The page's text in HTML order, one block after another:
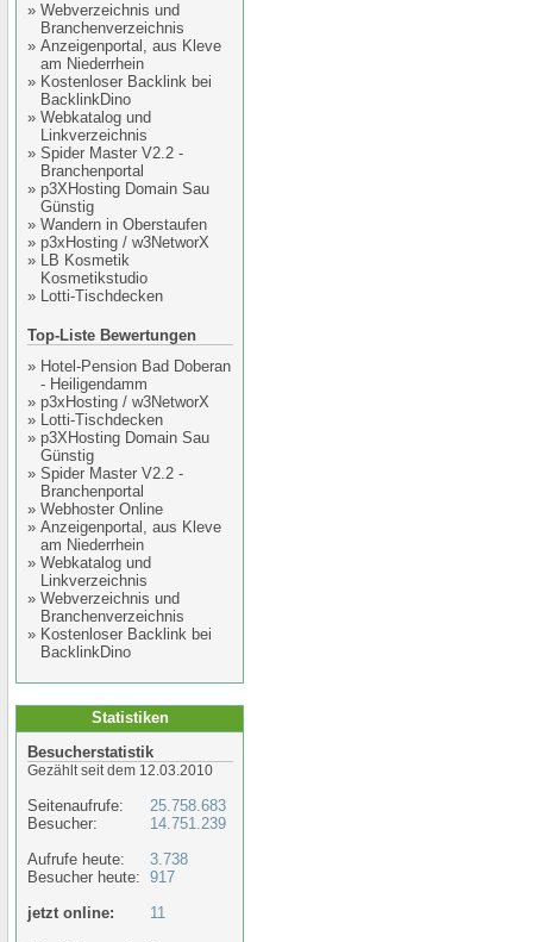
» Webverzeichnis und
Branchenverzeichnis
» Anzeigenportal, aus Kleve
am Niederrhein
» Kostenloser Backlink bei
BacklinkDino
» Webkatalog und
Linkverzeichnis
» Spider Master V2.2 -
Branchenportal
» p3XHosting Domain Sau
Günstig
» Wandern in Oberstaufen
» p3xHosting / w3NetworX
» LB Kosmetik
Kosmetikstudio
» Lotti-Tischdecken
Top-Liste Bewertungen
» Hotel-Pension Bad Doberan
- Heiligendamm
» p3xHosting / w3NetworX
» Lotti-Tischdecken
» p3XHosting Domain Sau
Günstig
» Spider Master V2.2 -
Branchenportal
» Webhoster Online
» Anzeigenportal, aus Kleve
am Niederrhein
» Webkatalog und
Linkverzeichnis
» Webverzeichnis und
Branchenverzeichnis
» Kostenloser Backlink bei
BacklinkDino
Statistiken
Besucherstatistik
Gezählt seit dem 12.03.2010
Seitenaufrufe:
Besucher:
Aufrufe heute:
Besucher heute:
jetzt online:
25.758.683
14.751.239
3.738
917
11